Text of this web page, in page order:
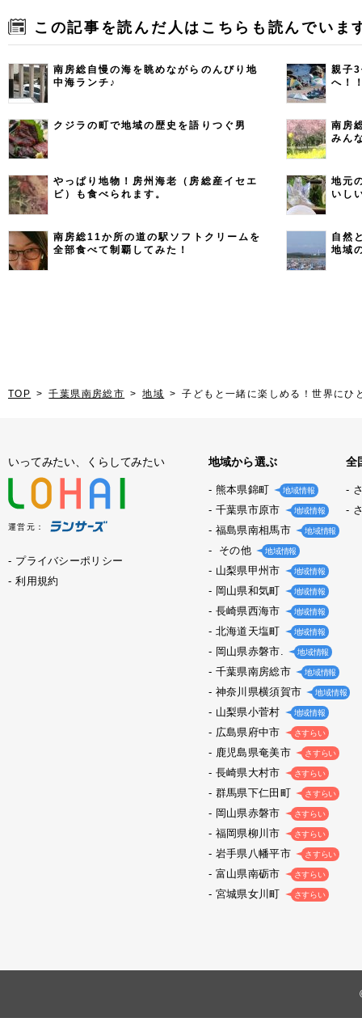
この記事を読んだ人はこちらも読んでいま
南房総自慢の海を眺めながらのんびり地
中海ランチ♪
親子
へ！
クジラの町で地域の歴史を語りつぐ男
南房
みん
やっぱり地物！房州海老（房総産イセエ
ビ）も食べられます。
地元
いし
南房総11か所の道の駅ソフトクリームを
全部食べて制覇してみた！
自然
地域
TOP 千葉県南房総市 地域 子どもと一緒に楽しめる！世界にひ
いってみたい、くらしてみたい
運営元：
プライバシーポリシー
利用規約
地域から選ぶ
熊本県錦町 地域情報
千葉県市原市 地域情報
福島県南相馬市 地域情報
その他 地域情報
山梨県甲州市 地域情報
岡山県和気町 地域情報
長崎県西海市 地域情報
北海道天塩町 地域情報
岡山県赤磐市. 地域情報
千葉県南房総市 地域情報
神奈川県横須賀市 地域情報
山梨県小菅村 地域情報
広島県府中市 さすらい
鹿児島県奄美市 さすらい
長崎県大村市 さすらい
群馬県下仁田町 さすらい
岡山県赤磐市 さすらい
福岡県柳川市 さすらい
岩手県八幡平市 さすらい
富山県南砺市 さすらい
宮城県女川町 さすらい
全